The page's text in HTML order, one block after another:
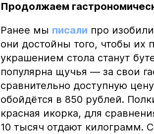
Продолжаем
Ранее мы писали про
они достойны того, чтобы их
украшением стола станут
популярна щучья — за свои
сравнительно доступную
обойдётся в 850 рублей.
красная икорка, для
10 тысяч отдают килограмм.